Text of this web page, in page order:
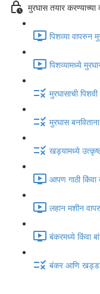
मुरघास तयार करण्याच्या
पिशव्या वापरुन
पिशव्यामध्ये
मुरघासाची
मुरघास
खड्यामध्ये
आपण गाठी
लहान मशीन
बंकरमध्ये किंवा
बंकर आणि खड्डा